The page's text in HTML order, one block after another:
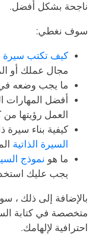
ناجحة بشكل أفضل.
سوف نغطي:
كيف تكتب سيرة
مجال عملك أو
ما يجب وضعه في
أفضل المهارات
العمل رؤيتها
كيفية بناء سيرة
السيرة الذاتية
ما هو نموذج
يجب عليك
بالإضافة إلى ذلك ،
متخصصة في كتابة
احترافية لإلهامك.